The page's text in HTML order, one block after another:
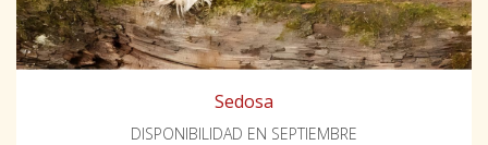
Sedosa
DISPONIBILIDAD EN SEPTIEMBRE